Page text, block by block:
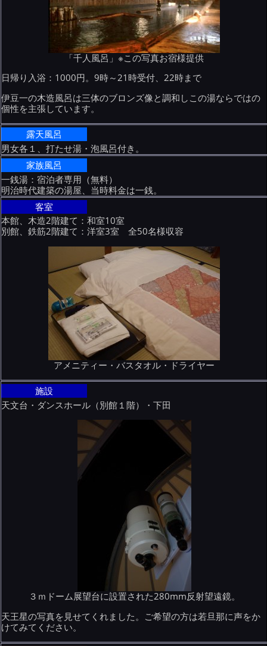
「千人風呂」※この写真お宿様提供
日帰り入浴：1000円。9時～21時受付、22時まで
伊豆一の木造風呂は三体のブロンズ像と調和しこの湯ならではの
個性を主張しています。
露天風呂
男女各１、打たせ湯・泡風呂付き。
家族風呂
一銭湯：宿泊者専用（無料）
明治時代建築の湯屋、当時料金は一銭。
客室
本館、木造2階建て：和室10室
別館、鉄筋2階建て：洋室3室 全50名様収容
アメニティー・バスタオル・ドライヤー
施設
天文台・ダンスホール（別館１階）・下田
３ｍドーム展望台に設置された280mm反射望遠鏡。
天王星の写真を見せてくれました。ご希望の方は若旦那に声をか
けてみてください。